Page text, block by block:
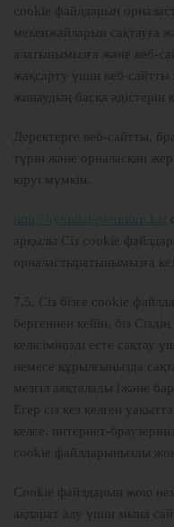
cookie файлдарын
мекенжайларын сақтауға
алатынымызға және веб-
жақсарту үшін веб-сайтты
жинаудың басқа әдістерін
Деректерге веб-сайтты,
түрін және орналасқан
кіруі мүмкін.
http://hyundai-premium.kz/
арқылы Сіз cookie
орналастыратынымызға
7.5. Сіз бізге cookie
бергеннен кейін, біз
келісіміңізді есте
немесе құрылғыңызда
мезгіл аяқталады (және
Егер сіз кез келген
келсе, интернет-
cookie файлдарыңызды
Cookie файлдарын жою
ақпарат алу үшін мына